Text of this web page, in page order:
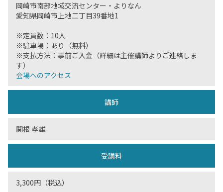
岡崎市南部地域交流センター・よりなん
愛知県岡崎市上地二丁目39番地1
※定員数：10人
※駐車場：あり（無料）
※支払方法：事前ご入金（詳細は主催講師よりご連絡しま
す）
会場へのアクセス
講師
関根 孝雄
受講料
3,300円（税込）